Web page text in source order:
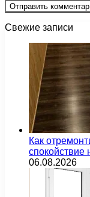
Свежие записи
Как
спокойствие
06.08.2026